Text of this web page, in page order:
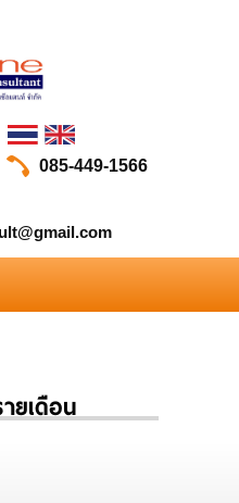
085-449-1566
ยเดือน